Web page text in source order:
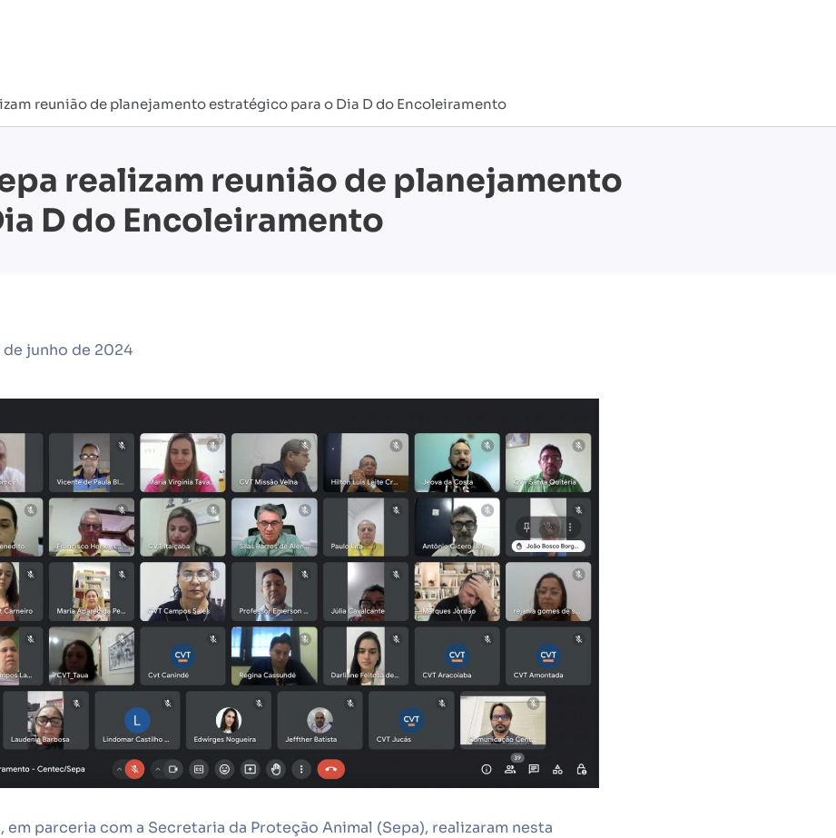
reunião de planejamento estratégico para o Dia D do Encoleiramento
realizam reunião de planejamento
D do Encoleiramento
de junho de 2024
parceria com a Secretaria da Proteção Animal (Sepa), realizaram nesta